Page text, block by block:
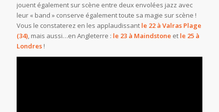
jouent également sur scène entre deux envolées jazz avec
leur « band » conserve également toute sa magie sur scène !
Vous le constaterez en les applaudissant le 22 à Valras Plage
(34), mais aussi…en Angleterre : le 23 à Maindstone et le 25 à
Londres!